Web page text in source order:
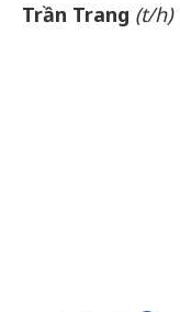
Trần Trang (t/h)